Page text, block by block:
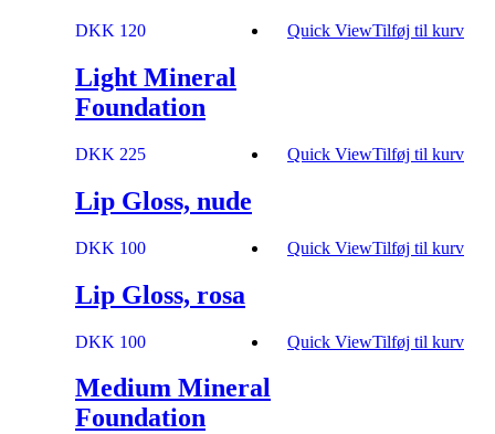
DKK 120 Tilføj til kurv
Quick View
Light Mineral
Foundation
DKK 225 Tilføj til kurv
Quick View
Lip Gloss, nude
DKK 100 Tilføj til kurv
Quick View
Lip Gloss, rosa
DKK 100 Tilføj til kurv
Quick View
Medium Mineral
Foundation